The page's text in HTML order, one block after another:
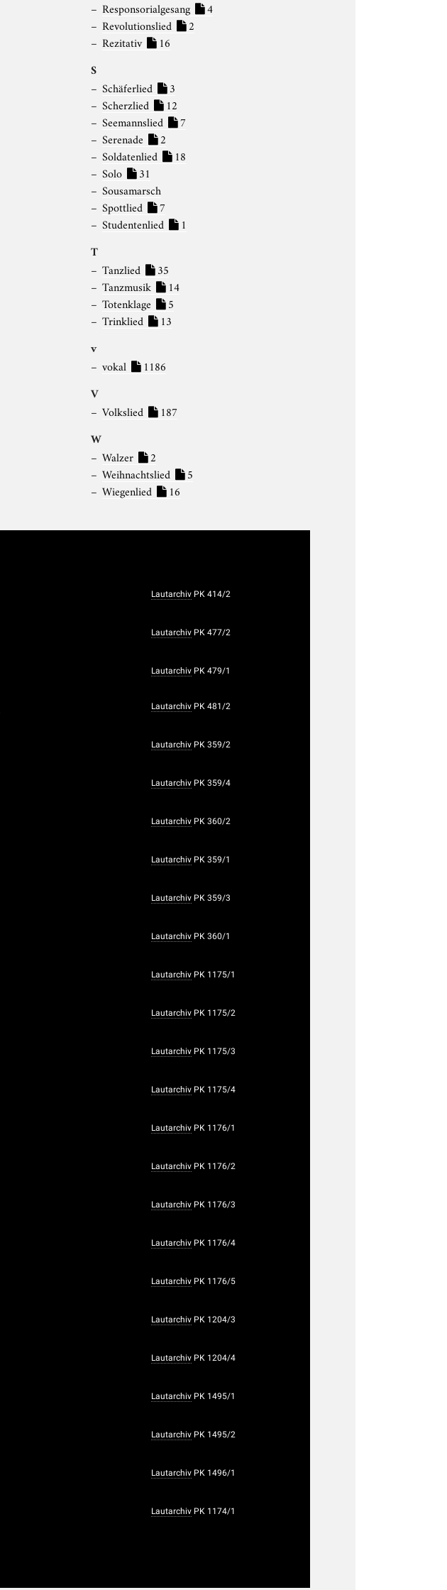
Responsorialgesang
4
Revolutionslied
2
Rezitativ
16
S
Schäferlied
3
Scherzlied
12
Seemannslied
7
Serenade
2
Soldatenlied
18
Solo
31
Sousamarsch
Spottlied
7
Studentenlied
1
T
Tanzlied
35
Tanzmusik
14
Totenklage
5
Trinklied
13
v
vokal 1186
V
Volkslied 187
W
Walzer
2
Weihnachtslied
5
Wiegenlied
16
Lautarchiv PK 414/2
Lautarchiv PK 477/2
Lautarchiv PK 479/1
Lautarchiv PK 481/2
Lautarchiv PK 359/2
Lautarchiv PK 359/4
Lautarchiv PK 360/2
Lautarchiv PK 359/1
Lautarchiv PK 359/3
Lautarchiv PK 360/1
Lautarchiv PK 1175/1
Lautarchiv PK 1175/2
Lautarchiv PK 1175/3
Lautarchiv PK 1175/4
Lautarchiv PK 1176/1
Lautarchiv PK 1176/2
Lautarchiv PK 1176/3
Lautarchiv PK 1176/4
Lautarchiv PK 1176/5
Lautarchiv PK 1204/3
Lautarchiv PK 1204/4
Lautarchiv PK 1495/1
Lautarchiv PK 1495/2
Lautarchiv PK 1496/1
Lautarchiv PK 1174/1